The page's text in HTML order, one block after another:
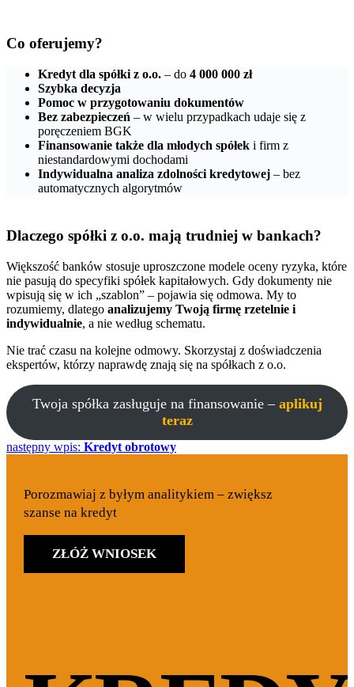
Co oferujemy?
Kredyt dla spółki z o.o. – do 4 000 000 zł
Szybka decyzja
Pomoc w przygotowaniu dokumentów
Bez zabezpieczeń – w wielu przypadkach udaje się z
poręczeniem BGK
Finansowanie także dla młodych spółek i firm z
niestandardowymi dochodami
Indywidualna analiza zdolności kredytowej – bez
automatycznych algorytmów
Dlaczego spółki z o.o. mają trudniej w bankach?
Większość banków stosuje uproszczone modele oceny ryzyka, które
nie pasują do specyfiki spółek kapitałowych. Gdy dokumenty nie
wpisują się w ich „szablon” – pojawia się odmowa. My to
rozumiemy, dlatego analizujemy Twoją firmę rzetelnie i
indywidualnie, a nie według schematu.
Nie trać czasu na kolejne odmowy. Skorzystaj z doświadczenia
ekspertów, którzy naprawdę znają się na spółkach z o.o.
Twoja spółka zasługuje na finansowanie – aplikuj
teraz
następny wpis: Kredyt obrotowy
Porozmawiaj z byłym analitykiem – zwiększ
szanse na kredyt
ZŁÓŻ WNIOSEK